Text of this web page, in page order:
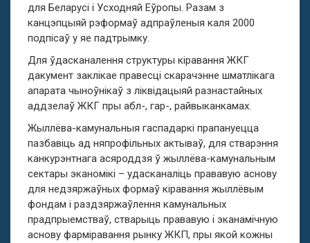
для Беларусі і Усходняй Еўропы. Разам з
канцэпцыяй рэформаў адпраўленыя каля 2000
подпісаў у яе падтрымку.
Для ўдасканалення структуры кіравання ЖКГ
дакумент заклікае правесці скарачэнне шматлікага
апарата чыноўнікаў з ліквідацыяй разнастайных
аддзелаў ЖКГ пры абл-, гар-, райвыканкамах.
Жыллёва-камунальныя гаспадаркі прапануецца
пазбавіць ад няпрофільных актываў, для стварэння
канкурэнтнага асяроддзя ў жыллёва-камунальным
сектары эканомікі – удасканаліць прававую аснову
для недзяржаўных формаў кіравання жыллёвым
фондам і раздзяржаўлення камунальных
прадпрыемстваў, стварыць прававую і эканамічную
аснову фарміравання рынку ЖКП, пры якой кожны